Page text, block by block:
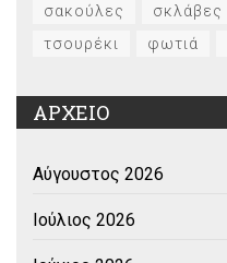
σακούλες
σκλάβες
τσουρέκι
φωτιά
ΑΡΧΕΙΟ
Αύγουστος 2026
Ιούλιος 2026